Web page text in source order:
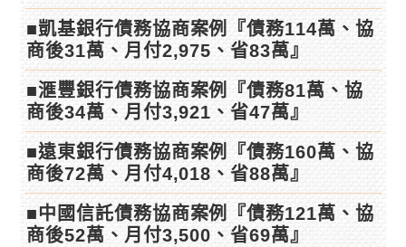
■凱基銀行債務協商案例『債務114萬、協
商後31萬、月付2,975、省83萬』
■滙豐銀行債務協商案例『債務81萬、協
商後34萬、月付3,921、省47萬』
■遠東銀行債務協商案例『債務160萬、協
商後72萬、月付4,018、省88萬』
■中國信託債務協商案例『債務121萬、協
商後52萬、月付3,500、省69萬』